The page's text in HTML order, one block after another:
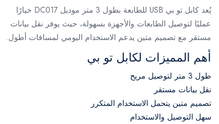
يُعد كابل تو بي USB للطابعة بطول 3 متر موديل DC017 خيارًا
عمليًا لتوصيل الطابعات والأجهزة بسهولة، حيث يوفر نقل بيانات
مستقر مع تصميم متين يدعم الاستخدام اليومي لمسافات أطول.
أهم المميزات لكابل تو بي
طول 3 متر لتوصيل مريح
نقل بيانات مستقر
تصميم متين يتحمل الاستخدام المتكرر
سهل التوصيل والاستخدام